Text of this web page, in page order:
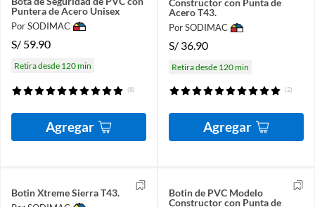
Puntera de Acero Unisex
Por SODIMAC
S/ 59.90
Retira desde 120 min
(8)
Agregar
Constructor con Punta de
Acero T43.
Por SODIMAC
S/ 36.90
Retira desde 120 min
(2)
Agregar
Botin Xtreme Sierra T43.
Botin de PVC Modelo
Constructor con Punta de